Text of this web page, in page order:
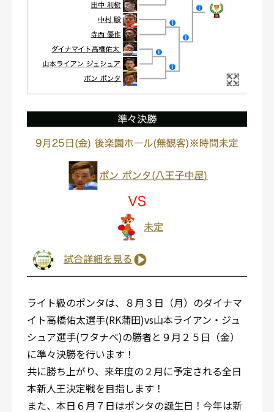
ライト級のポンタは、８月３日（月）のダイナマ
イト高橋佑太選手(RK蒲田)vs山本ライアン・ジュ
シュア選手(ワタナベ)の勝者と９月２５日（金）
に準々決勝を行います！
共に勝ち上がり、来年度の２月に予定される全日
本新人王決定戦を目指します！
また、本日６月７日はポンタの誕生日！今年は新